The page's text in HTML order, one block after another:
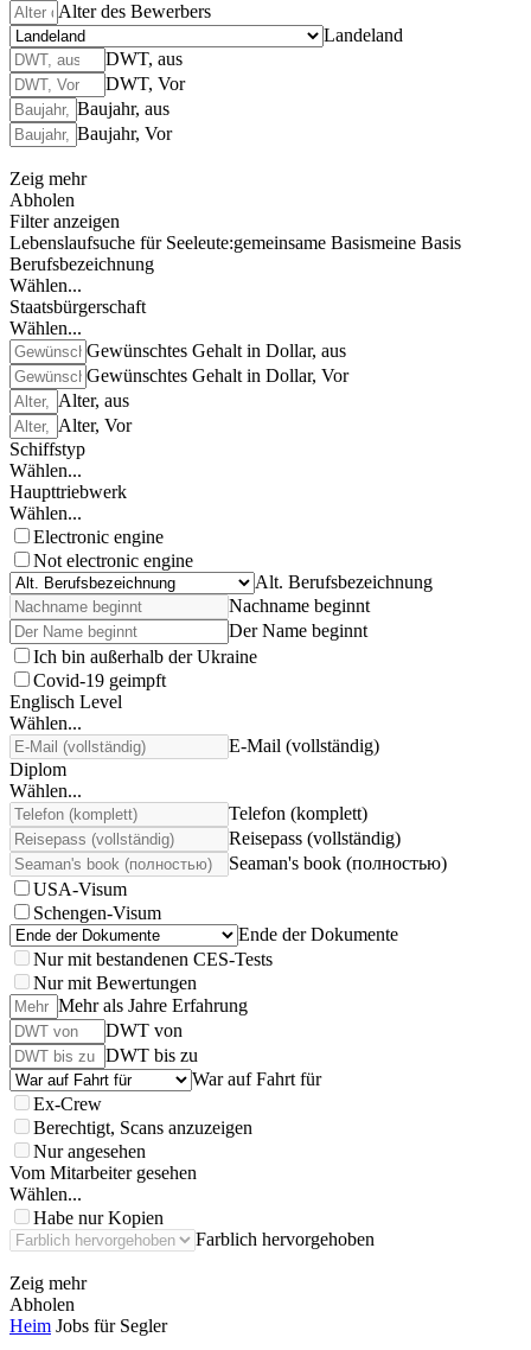
Alter des Bewerbers
Landeland
DWT, aus
DWT, Vor
Baujahr, aus
Baujahr, Vor
Zeig mehr
Abholen
Filter anzeigen
Lebenslaufsuche für Seeleute:gemeinsame Basismeine Basis
Berufsbezeichnung
Wählen...
Staatsbürgerschaft
Wählen...
Gewünschtes Gehalt in Dollar, aus
Gewünschtes Gehalt in Dollar, Vor
Alter, aus
Alter, Vor
Schiffstyp
Wählen...
Haupttriebwerk
Wählen...
Electronic engine
Not electronic engine
Alt. Berufsbezeichnung
Nachname beginnt
Der Name beginnt
Ich bin außerhalb der Ukraine
Covid-19 geimpft
Englisch Level
Wählen...
E-Mail (vollständig)
Diplom
Wählen...
Telefon (komplett)
Reisepass (vollständig)
Seaman's book (полностью)
USA-Visum
Schengen-Visum
Ende der Dokumente
Nur mit bestandenen CES-Tests
Nur mit Bewertungen
Mehr als Jahre Erfahrung
DWT von
DWT bis zu
War auf Fahrt für
Ex-Crew
Berechtigt, Scans anzuzeigen
Nur angesehen
Vom Mitarbeiter gesehen
Wählen...
Habe nur Kopien
Farblich hervorgehoben
Zeig mehr
Abholen
Heim Jobs für Segler